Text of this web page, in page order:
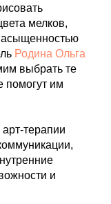
мелков,
Родина Ольга
выбрать те
помогут им
терапии
и